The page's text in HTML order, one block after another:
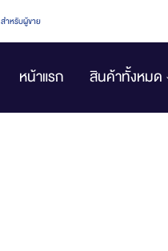
สำหรับผู้ขาย
หน้าแรก สินค้าทั้งหมด